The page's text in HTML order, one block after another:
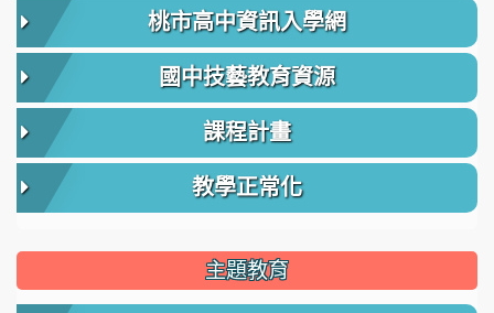
桃市高中資訊入學網
國中技藝教育資源
課程計畫
教學正常化
主題教育